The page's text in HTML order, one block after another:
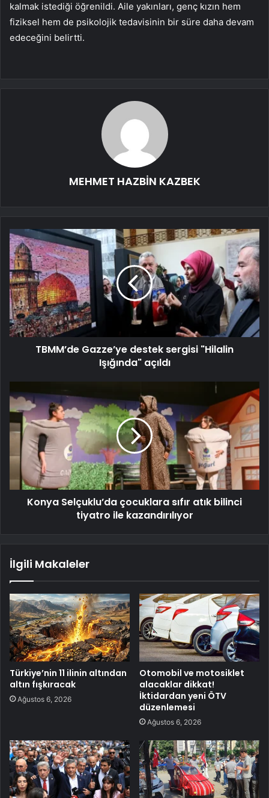
kalmak istediği öğrenildi. Aile yakınları, genç kızın hem
fiziksel hem de psikolojik tedavisinin bir süre daha devam
edeceğini belirtti.
MEHMET HAZBİN KAZBEK
TBMM’de Gazze’ye destek sergisi "Hilalin
Işığında" açıldı
Konya Selçuklu’da çocuklara sıfır atık bilinci
tiyatro ile kazandırılıyor
İlgili Makaleler
Türkiye’nin 11 ilinin altından
altın fışkıracak
Ağustos 6, 2026
Otomobil ve motosiklet
alacaklar dikkat!
İktidardan yeni ÖTV
düzenlemesi
Ağustos 6, 2026